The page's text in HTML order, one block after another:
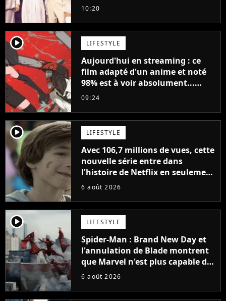
10:20
player2 LIFESTYLE
Aujourd'hui en streaming : ce
film adapté d'un anime et noté
98% est à voir absolument...
sinon vous ne comprendrez plus
09:24
player2 LIFESTYLE
Avec 106,7 millions de vues, cette
nouvelle série entre dans
l'histoire de Netflix en seulement
48 jours
6 août 2026
player2 LIFESTYLE
Spider-Man : Brand New Day et
l'annulation de Blade montrent
que Marvel n'est plus capable de
faire quoi que ce soit de simple
6 août 2026